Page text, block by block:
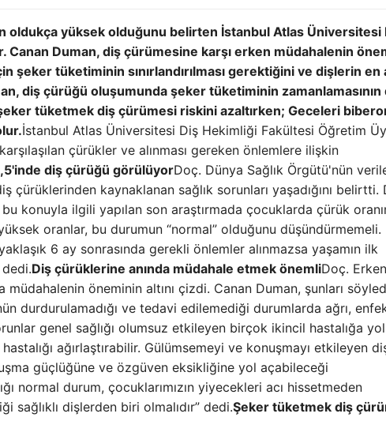
oldukça yüksek olduğunu belirten İstanbul Atlas Üniversitesi
Canan Duman, diş çürümesine karşı erken müdahalenin
tüketiminin sınırlandırılması gerektiğini ve dişlerin en
diş çürüğü oluşumunda şeker tüketiminin zamanlamasının
tüketmek diş çürümesi riskini azaltırken; Geceleri
İstanbul Atlas Üniversitesi Diş Hekimliği Fakültesi Öğretim
çürükler ve alınması gereken önlemlere ilişkin
diş çürüğü görülüyorDoç. Dünya Sağlık Örgütü'nün
kaynaklanan sağlık sorunları yaşadığını belirtti.
konuyla ilgili yapılan son araştırmada çocuklarda çürük
oranlar, bu durumun “normal” olduğunu düşündürmemeli.
6 ay sonrasında gerekli önlemler alınmazsa yaşamın ilk
Diş çürüklerine anında müdahale etmek önemliDoç. Erken
öneminin altını çizdi. Canan Duman, şunları
durdurulamadığı ve tedavi edilemediği durumlarda ağrı,
genel sağlığı olumsuz etkileyen birçok ikincil hastalığa yol
ağırlaştırabilir. Gülümsemeyi ve konuşmayı etkileyen
güçlüğüne ve özgüven eksikliğine yol açabileceği
normal durum, çocuklarımızın yiyecekleri acı hissetmeden
dişlerden biri olmalıdır” dedi.Şeker tüketmek diş